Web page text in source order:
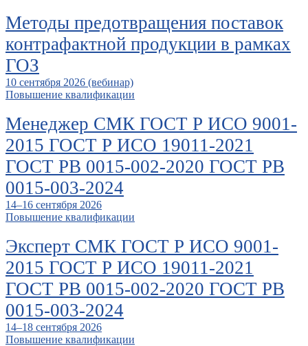
Методы предотвращения поставок
контрафактной продукции в рамках
ГОЗ
10 сентября 2026 (вебинар)
Повышение квалификации
Менеджер СМК ГОСТ Р ИСО 9001-
2015 ГОСТ Р ИСО 19011-2021
ГОСТ РВ 0015-002-2020 ГОСТ РВ
0015-003-2024
14–16 сентября 2026
Повышение квалификации
Эксперт СМК ГОСТ Р ИСО 9001-
2015 ГОСТ Р ИСО 19011-2021
ГОСТ РВ 0015-002-2020 ГОСТ РВ
0015-003-2024
14–18 сентября 2026
Повышение квалификации